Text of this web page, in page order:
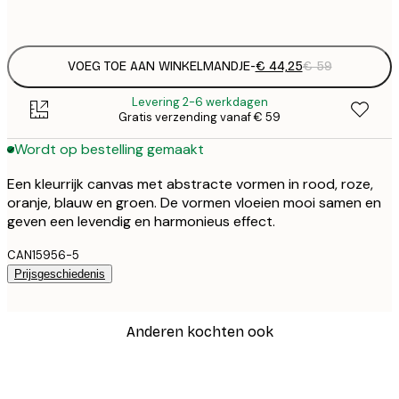
VOEG TOE AAN WINKELMANDJE-€ 44,25€ 59
Levering 2-6 werkdagen
Gratis verzending vanaf € 59
Wordt op bestelling gemaakt
Een kleurrijk canvas met abstracte vormen in rood, roze,
oranje, blauw en groen. De vormen vloeien mooi samen en
geven een levendig en harmonieus effect.
CAN15956-5
Prijsgeschiedenis
Anderen kochten ook